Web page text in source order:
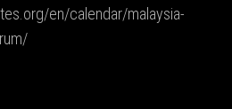
en/calendar/malaysia-